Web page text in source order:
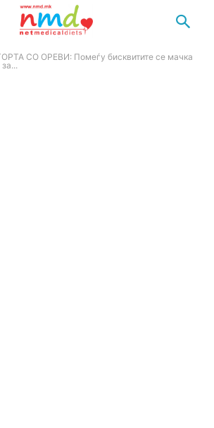
СО ОРЕВИ: Помеѓу бисквитите се мачка